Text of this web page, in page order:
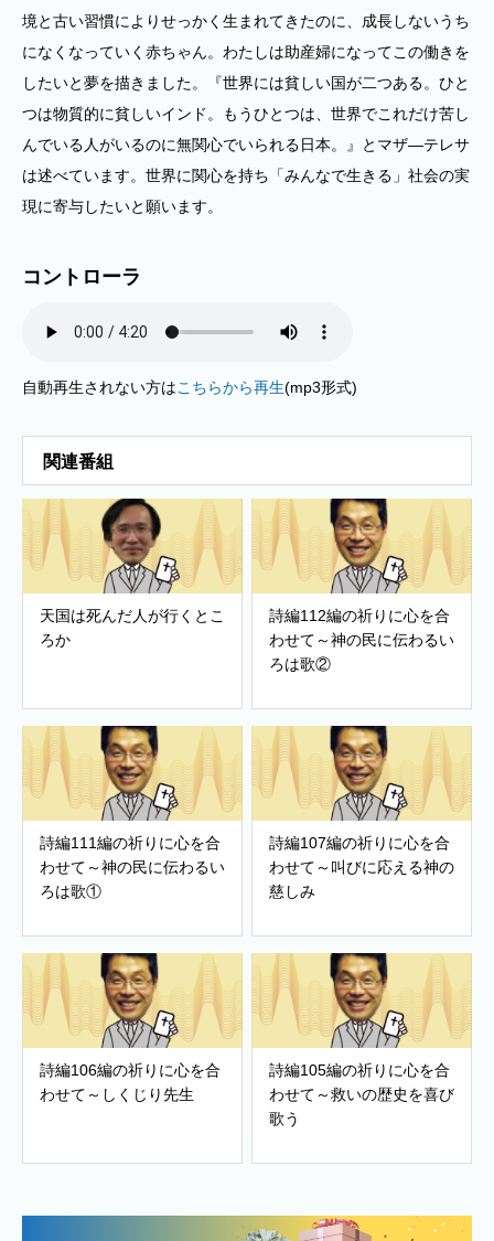
境と古い習慣によりせっかく生まれてきたのに、成長しないうち
になくなっていく赤ちゃん。わたしは助産婦になってこの働きを
したいと夢を描きました。『世界には貧しい国が二つある。ひと
つは物質的に貧しいインド。もうひとつは、世界でこれだけ苦し
んでいる人がいるのに無関心でいられる日本。』とマザ―テレサ
は述べています。世界に関心を持ち「みんなで生きる」社会の実
現に寄与したいと願います。
コントローラ
自動再生されない方はこちらから再生(mp3形式)
関連番組
天国は死んだ人が行くとこ
ろか
詩編112編の祈りに心を合
わせて～神の民に伝わるい
ろは歌②
詩編111編の祈りに心を合
わせて～神の民に伝わるい
ろは歌①
詩編107編の祈りに心を合
わせて～叫びに応える神の
慈しみ
詩編106編の祈りに心を合
わせて～しくじり先生
詩編105編の祈りに心を合
わせて～救いの歴史を喜び
歌う